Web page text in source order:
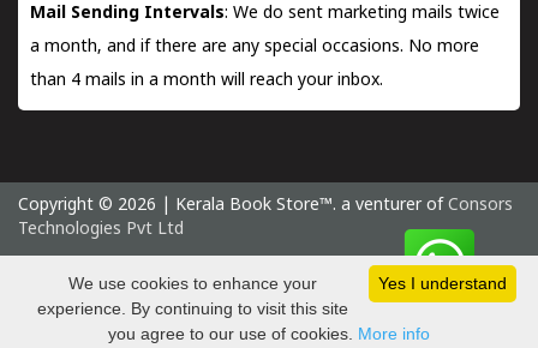
Mail Sending Intervals: We do sent marketing mails twice
a month, and if there are any special occasions. No more
than 4 mails in a month will reach your inbox.
Copyright © 2026 | Kerala Book Store™. a venturer of Consors
Technologies Pvt Ltd
Saturday 8 August, 2026 IST
Yes I understand
We use cookies to enhance your
experience. By continuing to visit this site
you agree to our use of cookies. More info